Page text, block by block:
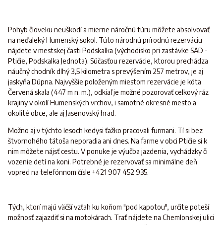
Pohyb človeku neuškodí a mierne náročnú túru môžete absolvovať
na neďaleký Humenský sokol. Túto národnú prírodnú rezerváciu
nájdete v mestskej časti Podskalka (východisko pri zastávke SAD -
Ptičie, Podskalka Jednota). Súčasťou rezervácie, ktorou prechádza
náučný chodník dlhý 3,5 kilometra s prevýšením 257 metrov, je aj
jaskyňa Dúpna. Najvyššie položeným miestom rezervácie je kóta
Červená skala (447 m n. m.), odkiaľ je možné pozorovať celkový ráz
krajiny v okolí Humenských vrchov, i samotné okresné mesto a
okolité obce, ale aj Jasenovský hrad.
Možno aj v týchto lesoch kedysi ťažko pracovali furmani. Tí si bez
štvornohého tátoša neporadia ani dnes. Na farme v obci Ptičie si k
nim môžete nájsť cestu. V ponuke je výučba jazdenia, vychádzky či
vozenie detí na koni. Potrebné je rezervovať sa minimálne deň
vopred na telefónnom čísle +421 907 452 935.
Tých, ktorí majú väčší vzťah ku koňom "pod kapotou", určite poteší
možnosť zajazdiť si na motokárach. Trať nájdete na Chemlonskej ulici